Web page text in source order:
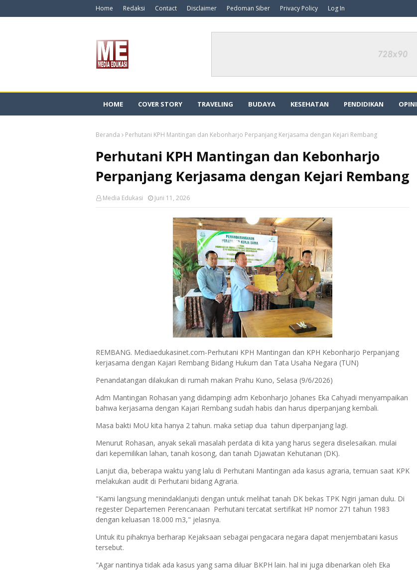
Home Redaksi Contact Disclaimer Pedoman Siber Privacy Policy Log In
HOME COVER STORY TRAVELING BUDAYA KESEHATAN PENDIDIKAN OPINI
Beranda Perhutani KPH Mantingan dan Kebonharjo Perpanjang Kerjasama dengan Kejari Rembang
Perhutani KPH Mantingan dan Kebonharjo
Perpanjang Kerjasama dengan Kejari Rembang
Media Edukasi Juni 11, 2026
REMBANG. Mediaedukasinet.com-Perhutani KPH Mantingan dan KPH Kebonharjo Perpanjang
kerjasama dengan Kajari Rembang Bidang Hukum dan Tata Usaha Negara (TUN)
Penandatangan dilakukan di rumah makan Prahu Kuno, Selasa (9/6/2026)
Adm Mantingan Rohasan yang didampingi adm Kebonharjo Johanes Eka Cahyadi menyampaikan
bahwa kerjasama dengan Kajari Rembang sudah habis dan harus diperpanjang kembali.
Masa bakti MoU kita hanya 2 tahun. maka setiap dua tahun diperpanjang lagi.
Menurut Rohasan, anyak sekali masalah perdata di kita yang harus segera diselesaikan. mulai
dari kepemilikan lahan, tanah kosong, dan tanah Djawatan Kehutanan (DK).
Lanjut dia, beberapa waktu yang lalu di Perhutani Mantingan ada kasus agraria, temuan saat KPK
melakukan audit di Perhutani bidang Agraria.
"Kami langsung menindaklanjuti dengan untuk melihat tanah DK bekas TPK Ngiri jaman dulu. Di
regester Departemen Perencanaan Perhutani tercatat sertifikat HP nomor 271 tahun 1983
dengan keluasan 18.000 m3," jelasnya.
Untuk itu pihaknya berharap Kejaksaan sebagai pengacara negara dapat menjembatani kasus
tersebut.
"Agar nantinya tidak ada kasus yang sama diluar BKPH lain. hal ini juga dibenarkan oleh Eka